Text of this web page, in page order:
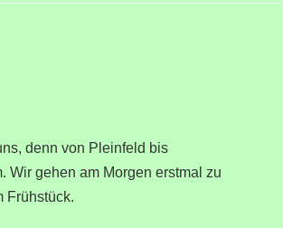
denn von Pleinfeld bis
Wir gehen am Morgen erstmal zu
Frühstück.